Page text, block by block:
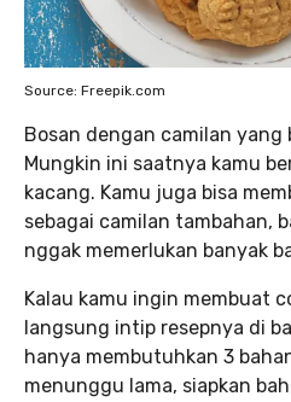
Source: Freepik.com
Bosan dengan camilan yang
Mungkin ini saatnya kamu
kacang. Kamu juga bisa
sebagai camilan tambahan,
nggak memerlukan banyak
Kalau kamu ingin membuat
langsung intip resepnya di
hanya membutuhkan 3
menunggu lama, siapkan